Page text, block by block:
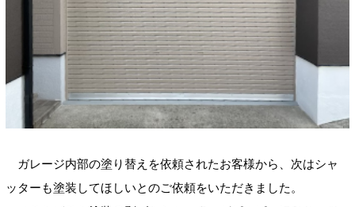
ガレージ内部の塗り替えを依頼されたお客様から、次はシャ
ッターも塗装してほしいとのご依頼をいただきました。